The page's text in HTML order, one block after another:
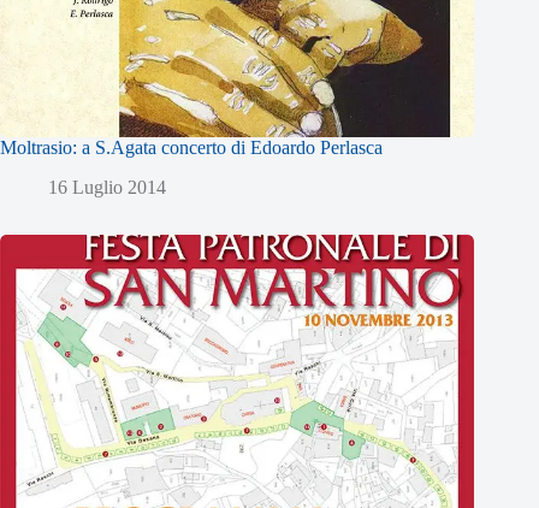
Moltrasio: a S.Agata concerto di Edoardo Perlasca
16 Luglio 2014